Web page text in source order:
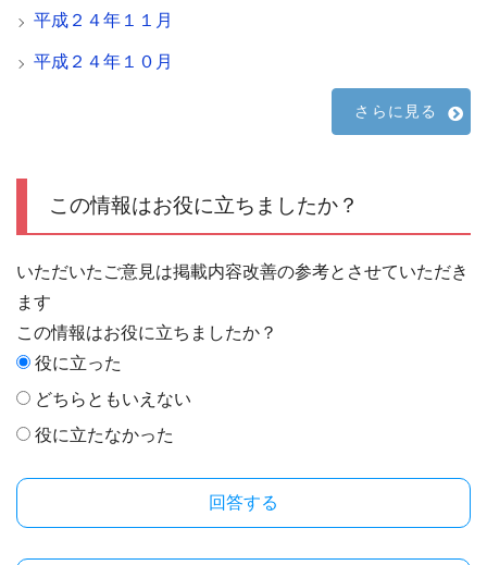
平成２４年１１月
平成２４年１０月
さらに見る
この情報はお役に立ちましたか？
いただいたご意見は掲載内容改善の参考とさせていただき
ます
この情報はお役に立ちましたか？
役に立った
どちらともいえない
役に立たなかった